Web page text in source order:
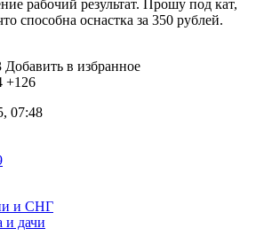
рабочий результат. Прошу под кат,
способна оснастка за 350 рублей.
Добавить в избранное
+126
07:48
и СНГ
и дачи